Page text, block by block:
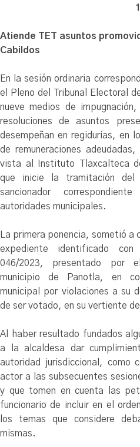
Atiende TET asuntos
Cabildos
En la sesión ordinaria
el Pleno del Tribunal Electoral
nueve medios de
resoluciones de asuntos
desempeñan en regidurías, en
de remuneraciones
vista al Instituto Tlaxcalteca
que inicie la tramitación del
sancionador
autoridades municipales.
La primera ponencia, sometió a
expediente identificado
046/2023, presentado por
municipio de Panotla, en
municipal por violaciones a su
de ser votado, en su vertiente
Al haber resultado fundados
a la alcaldesa dar
autoridad jurisdiccional, como
actor a las subsecuentes
y que tomen en cuenta las
funcionario de incluir en el
los temas que considere
mismas.